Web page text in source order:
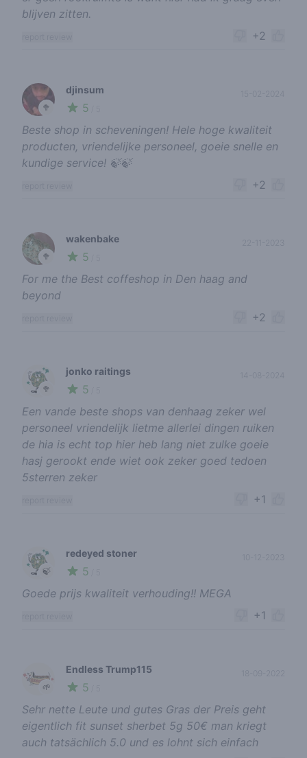
blijven zitten.
+2
🥦
djinsum
5
Beste shop in scheveningen! Hele hoge kwaliteit
producten, vriendelijke personeel, goeie snelle en
kundige service! 🍃🍃
+2
🥦
wakenbake
5
22-11-2023
For me the Best coffeshop in Den haag and
beyond
+2
🥦
jonko raitings
5
Een vande beste shops van denhaag zeker wel
personeel vriendelijk lietme allerlei dingen ruiken
de hia is echt top hier heb lang niet zulke goeie
hasj gerookt ende wiet ook zeker goed tedoen
5sterren zeker
+1
🍃
redeyed stoner
5
10-12-2023
Goede prijs kwaliteit verhouding!! MEGA
+1
🌱
Endless Trump115
5
Sehr nette Leute und gutes Gras der Preis geht
eigentlich fit sunset sherbet 5g 50€ man kriegt
auch tatsächlich 5.0 und es lohnt sich einfach